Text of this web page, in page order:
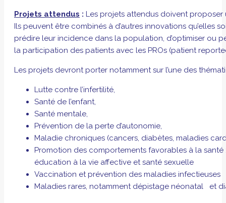
Projets attendus : Les projets attendus doivent
Ils peuvent être combinés à d’autres innovations
prédire leur incidence dans la population, d’optimiser ou
la participation des patients avec les PROs (patient
Les projets devront porter notamment sur l’une des
Lutte contre l’infertilité,
Santé de l’enfant,
Santé mentale,
Prévention de la perte d’autonomie,
Maladie chroniques (cancers, diabètes, maladies
Promotion des comportements favorables à la
éducation à la vie affective et santé sexuelle
Vaccination et prévention des maladies infectieuses
Maladies rares, notamment dépistage néonatal et